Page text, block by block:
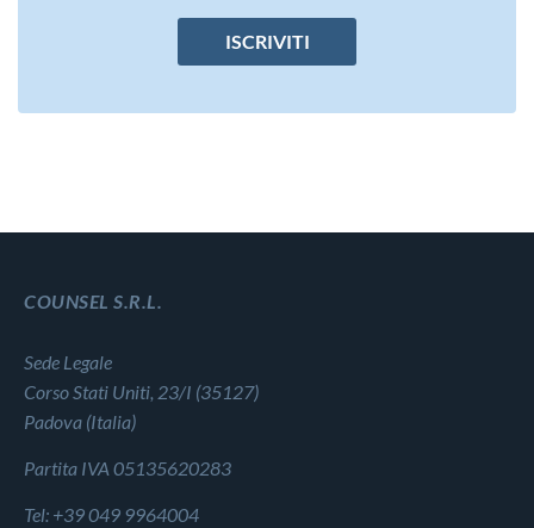
ISCRIVITI
COUNSEL S.R.L.
Sede Legale
Corso Stati Uniti, 23/I (35127)
Padova (Italia)
Partita IVA 05135620283
Tel: +39 049 9964004